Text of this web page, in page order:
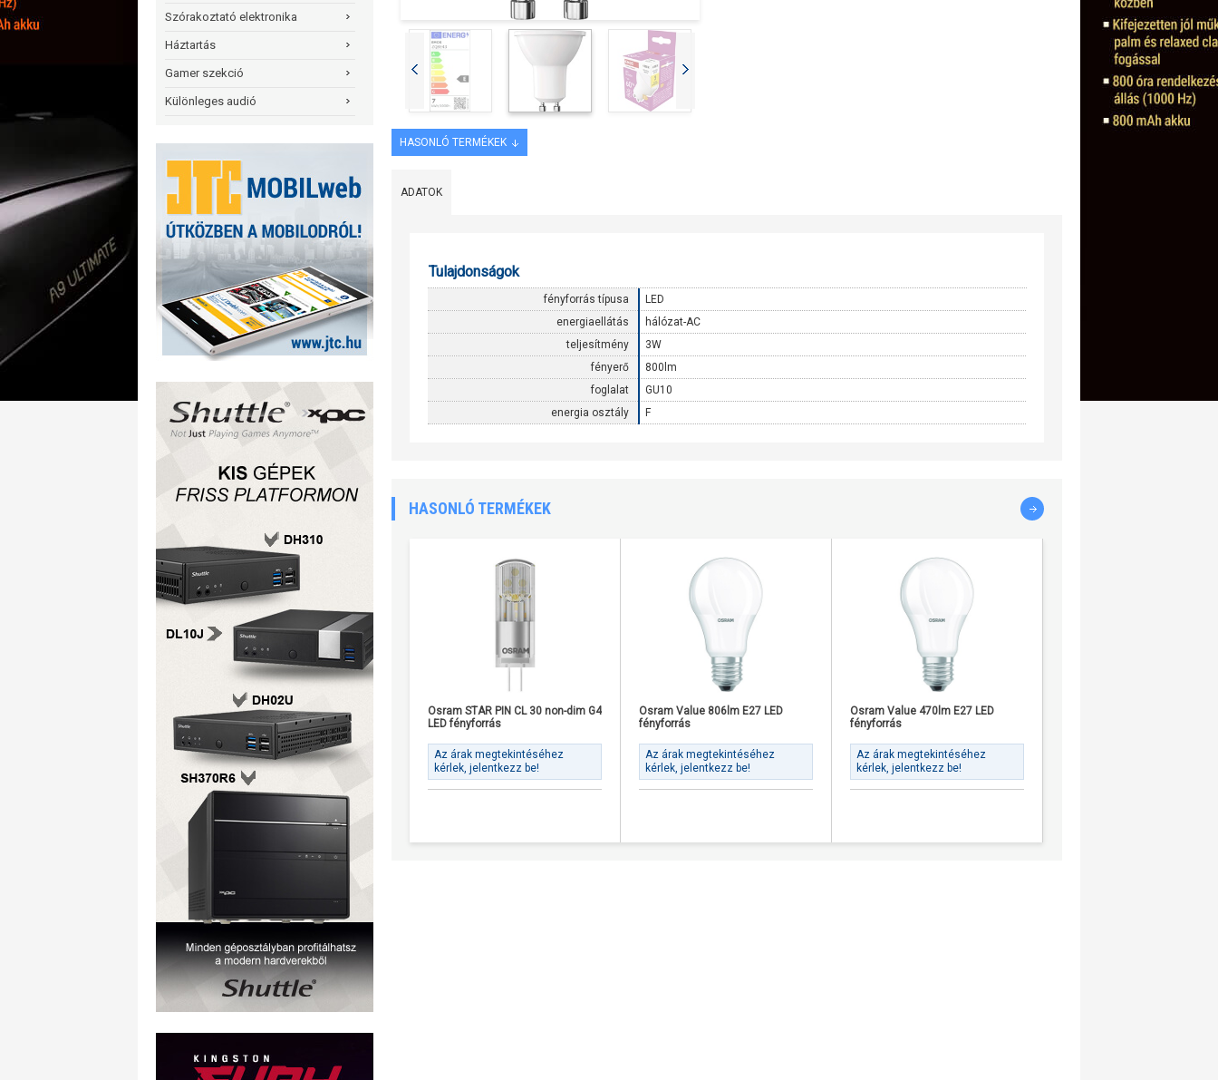
Szórakoztató elektronika
Háztartás
Gamer szekció
Különleges audió
HASONLÓ TERMÉKEK
ADATOK
Tulajdonságok
fényforrás típusa
LED
energiaellátás
hálózat-AC
teljesítmény
3W
fényerő
800lm
foglalat
GU10
energia osztály
F
HASONLÓ TERMÉKEK
Osram STAR PIN CL 30 non-dim G4
LED fényforrás
Az árak megtekintéséhez
kérlek, jelentkezz be!
Osram Value 806lm E27 LED
fényforrás
Az árak megtekintéséhez
kérlek, jelentkezz be!
Osram Value 470lm E27 LED
fényforrás
Az árak megtekintéséhez
kérlek, jelentkezz be!